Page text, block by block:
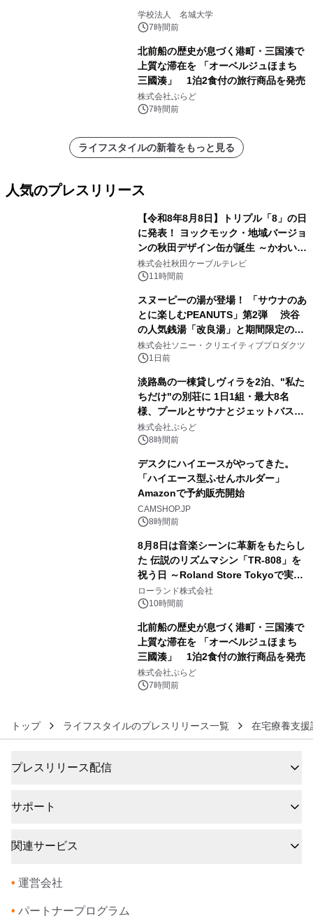
学校法人 名城大学
7時間前
北前船の歴史が息づく港町・三国湊で
上質な滞在を 「オーベルジュほまち
三國湊」 1泊2食付の旅行商品を発売
株式会社ぷらど
7時間前
ライフスタイルの新着をもっと見る
人気のプレスリリース
【令和8年8月8日】トリプル「8」の日
に発表！ ヨックモック・地域バージョ
ンの秋田デザイン缶が誕生 ～かわいい
秋田犬の子犬と秋田の四季と名所を巡
るパッケージ～ 9月1日(火)秋田県内で
株式会社秋田ケーブルテレビ
11時間前
スヌーピーの湯が登場！ 「サウナのあ
とに楽しむPEANUTS」第2弾 渋谷
の人気銭湯「改良湯」と期間限定のコ
ラボレーション サウナイキタイコラ
ボグッズも発売決定！
株式会社ソニー・クリエイティブプロダクツ
1日前
淡路島の一棟貸しヴィラを2泊、"私た
ちだけ"の別荘に 1日1組・最大8名
様、プールとサウナとジェットバス付
きで Villa Mon Temps AWAJIの連泊
素泊りプラン
株式会社ぷらど
8時間前
デスクにハイエースがやってきた。
「ハイエース型ふせんホルダー」
Amazonで予約販売開始
CAMSHOP.JP
8時間前
8月8日は音楽シーンに革新をもたらし
た 伝説のリズムマシン「TR-808」を
祝う日 ～Roland Store Tokyoで実機
を展示しての 記念キャンペーンを開
催 英国ラジオ「NTS」の 特別プログ
アーティストを フィーチャーしたアニ
メーションを公開～
ローランド株式会社
10時間前
北前船の歴史が息づく港町・三国湊で
上質な滞在を 「オーベルジュほまち
三國湊」 1泊2食付の旅行商品を発売
株式会社ぷらど
7時間前
トップ ライフスタイルのプレスリリース一覧 在宅療養支
プレスリリース配信
サポート
関連サービス
• 運営会社
• パートナープログラム